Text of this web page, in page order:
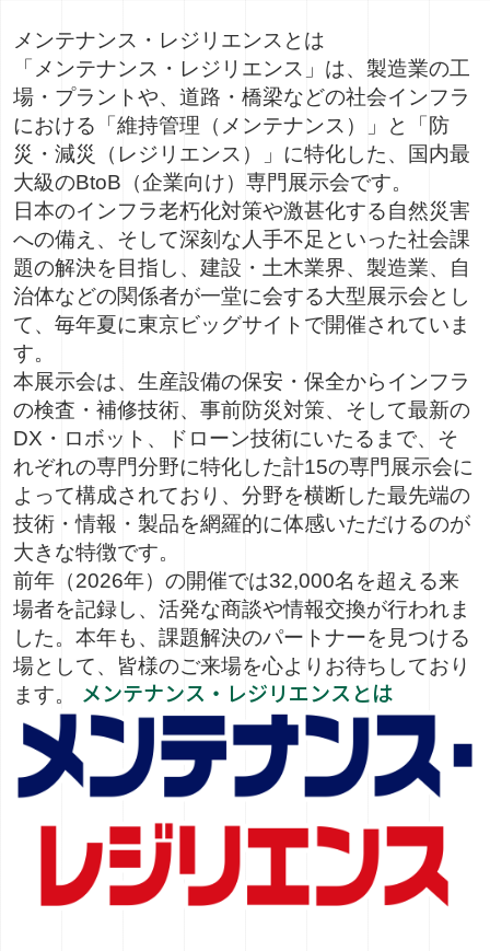
メンテナンス・レジリエンス とは
「メンテナンス・レジリエンス」は、製造業の工
場・プラントや、道路・橋梁などの社会インフラ
における「維持管理（メンテナンス）」と「防
災・減災（レジリエンス）」に特化した、国内最
大級のBtoB（企業向け）専門展示会です。
日本のインフラ老朽化対策や激甚化する自然災害
への備え、そして深刻な人手不足といった社会課
題の解決を目指し、建設・土木業界、製造業、自
治体などの関係者が一堂に会する大型展示会とし
て、毎年夏に東京ビッグサイトで開催されていま
す。
本展示会は、生産設備の保安・保全からインフラ
の検査・補修技術、事前防災対策、そして最新の
DX・ロボット、ドローン技術にいたるまで、そ
れぞれの専門分野に特化した計15の専門展示会に
よって構成されており、分野を横断した最先端の
技術・情報・製品を網羅的に体感いただけるのが
大きな特徴です。
前年（2026年）の開催では32,000名を超える来
場者を記録し、活発な商談や情報交換が行われま
した。本年も、課題解決のパートナーを見つける
場として、皆様のご来場を心よりお待ちしており
ます。 メンテナンス・レジリエンスとは